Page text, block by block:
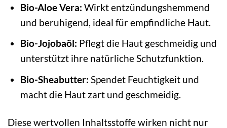
Bio-Aloe Vera: Wirkt entzündungshemmend
und beruhigend, ideal für empfindliche Haut.
Bio-Jojobaöl: Pflegt die Haut geschmeidig und
unterstützt ihre natürliche Schutzfunktion.
Bio-Sheabutter: Spendet Feuchtigkeit und
macht die Haut zart und geschmeidig.
Diese wertvollen Inhaltsstoffe wirken nicht nur